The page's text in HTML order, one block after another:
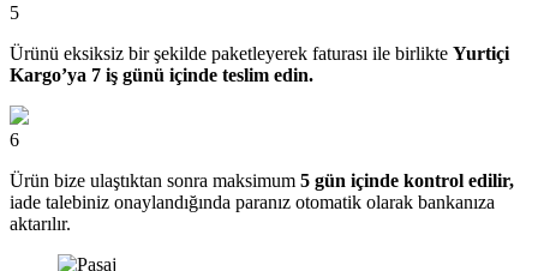
5
Ürünü eksiksiz bir şekilde paketleyerek faturası ile birlikte Yurtiçi
Kargo’ya 7 iş günü içinde teslim edin.
6
Ürün bize ulaştıktan sonra maksimum 5 gün içinde kontrol edilir,
iade talebiniz onaylandığında paranız otomatik olarak bankanıza
aktarılır.